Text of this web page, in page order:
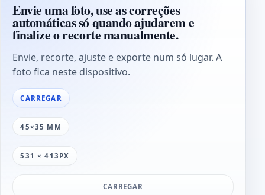
Envie uma foto, use as correções
automáticas só quando ajudarem e
finalize o recorte manualmente.
Envie, recorte, ajuste e exporte num só lugar. A
foto fica neste dispositivo.
CARREGAR
45×35 MM
531 × 413PX
CARREGAR